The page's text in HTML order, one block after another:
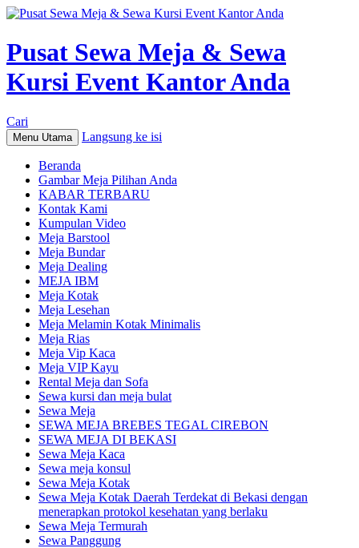
Pusat Sewa Meja & Sewa
Kursi Event Kantor Anda
Cari
Menu Utama Langsung ke isi
Beranda
Gambar Meja Pilihan Anda
KABAR TERBARU
Kontak Kami
Kumpulan Video
Meja Barstool
Meja Bundar
Meja Dealing
MEJA IBM
Meja Kotak
Meja Lesehan
Meja Melamin Kotak Minimalis
Meja Rias
Meja Vip Kaca
Meja VIP Kayu
Rental Meja dan Sofa
Sewa kursi dan meja bulat
Sewa Meja
SEWA MEJA BREBES TEGAL CIREBON
SEWA MEJA DI BEKASI
Sewa Meja Kaca
Sewa meja konsul
Sewa Meja Kotak
Sewa Meja Kotak Daerah Terdekat di Bekasi dengan
menerapkan protokol kesehatan yang berlaku
Sewa Meja Termurah
Sewa Panggung